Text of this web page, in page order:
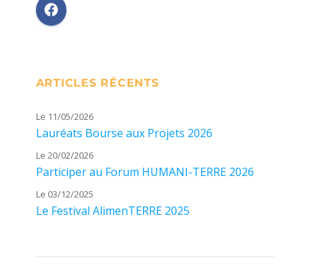
ARTICLES RÉCENTS
Le 11/05/2026
Lauréats Bourse aux Projets 2026
Le 20/02/2026
Participer au Forum HUMANI-TERRE 2026
Le 03/12/2025
Le Festival AlimenTERRE 2025